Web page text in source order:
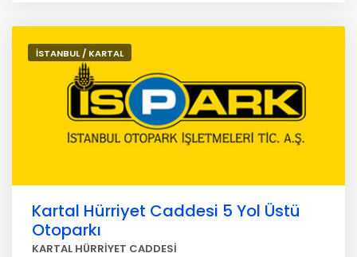
İSTANBUL / KARTAL
Kartal Hürriyet Caddesi 5 Yol Üstü
Otoparkı
KARTAL HÜRRİYET CADDESİ